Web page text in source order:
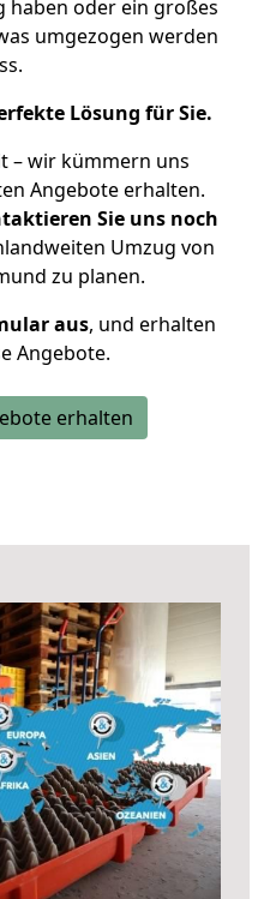
haben oder ein großes
umgezogen werden
Lösung für Sie.
– wir kümmern uns
Angebote erhalten.
Sie uns noch
Umzug von
zu planen.
aus, und erhalten
Angebote.
erhalten